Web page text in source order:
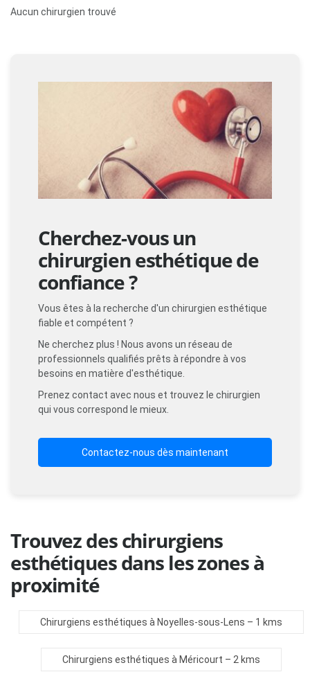
Aucun chirurgien trouvé
Cherchez-vous un
chirurgien esthétique de
confiance ?
Vous êtes à la recherche d'un chirurgien esthétique
fiable et compétent ?
Ne cherchez plus ! Nous avons un réseau de
professionnels qualifiés prêts à répondre à vos
besoins en matière d'esthétique.
Prenez contact avec nous et trouvez le chirurgien
qui vous correspond le mieux.
Contactez-nous dès maintenant
Trouvez des chirurgiens
esthétiques dans les zones à
proximité
Chirurgiens esthétiques à Noyelles-sous-Lens – 1 kms
Chirurgiens esthétiques à Méricourt – 2 kms